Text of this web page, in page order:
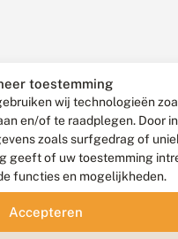
toestemming
wij technologieën
en/of te raadplegen. Door
zoals surfgedrag of
geeft of uw toestemming
functies en mogelijkheden.
Accepteren